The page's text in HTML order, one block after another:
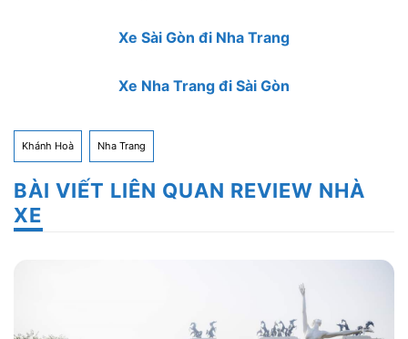
Xe Sài Gòn đi Nha Trang
Xe Nha Trang đi Sài Gòn
Khánh Hoà Nha Trang
BÀI VIẾT LIÊN QUAN REVIEW NHÀ
XE